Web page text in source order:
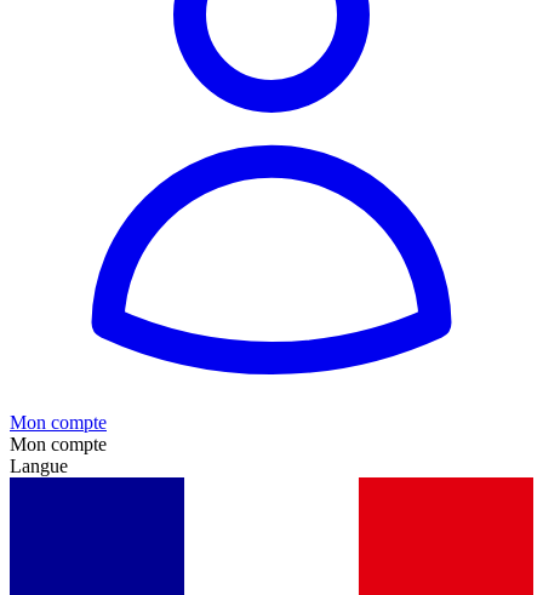
Mon compte
Mon compte
Langue